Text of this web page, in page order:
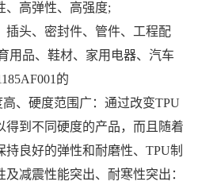
、高弹性、高强度;
插头、密封件、管件、工程配
用品、鞋材、家用电器、汽车
的
高、硬度范围广：通过改变TPU
得到不同硬度的产品，而且随着
良好的弹性和耐磨性、TPU制
减震性能突出、耐寒性突出：